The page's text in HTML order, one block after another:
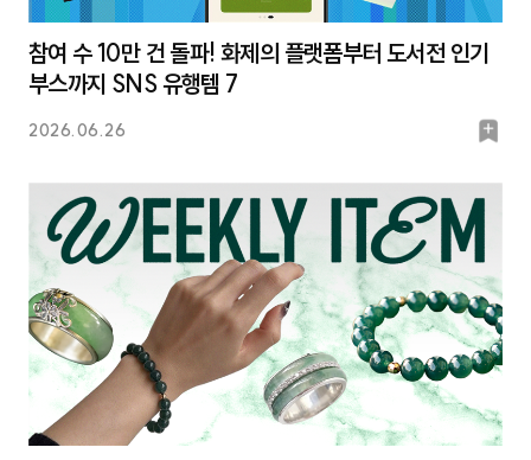
참여 수 10만 건 돌파! 화제의 플랫폼부터 도서전 인기
부스까지 SNS 유행템 7
2026.06.26
북
크